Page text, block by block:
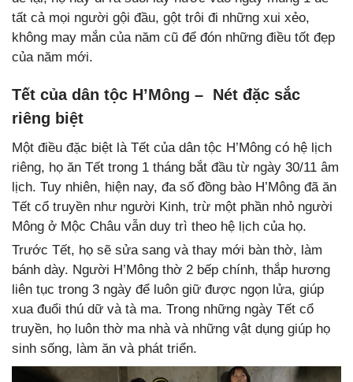
tất cả mọi người gội đầu, gột trôi đi những xui xẻo,
không may mắn của năm cũ để đón những điều tốt đẹp
của năm mới.
Tết của dân tộc H’Mông – Nét đặc sắc
riêng biệt
Một điều đặc biệt là Tết của dân tộc H’Mông có hệ lịch
riêng, họ ăn Tết trong 1 tháng bắt đầu từ ngày 30/11 âm
lịch. Tuy nhiên, hiện nay, đa số đồng bào H’Mông đã ăn
Tết cổ truyền như người Kinh, trừ một phần nhỏ người
Mông ở Mộc Châu vẫn duy trì theo hệ lịch của họ.
Trước Tết, họ sẽ sửa sang và thay mới bàn thờ, làm
bánh dày. Người H’Mông thờ 2 bếp chính, thắp hương
liên tục trong 3 ngày để luôn giữ được ngọn lửa, giúp
xua đuổi thú dữ và tà ma. Trong những ngày Tết cổ
truyền, họ luôn thờ ma nhà và những vật dụng giúp họ
sinh sống, làm ăn và phát triển.